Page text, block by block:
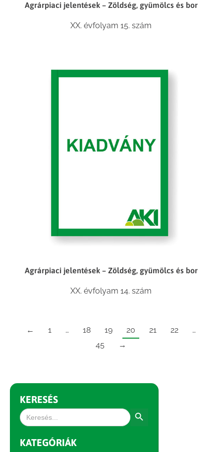
Agrárpiaci jelentések – Zöldség, gyümölcs és bor
XX. évfolyam 15. szám
Agrárpiaci jelentések – Zöldség, gyümölcs és bor
XX. évfolyam 14. szám
← 1 … 18 19 20 21 22
…
45
→
KERESÉS
Search
for:
KATEGÓRIÁK